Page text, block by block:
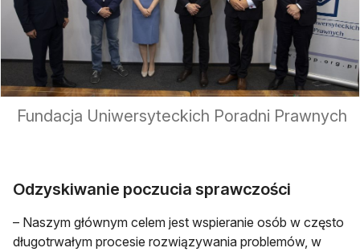
Fundacja Uniwersyteckich Poradni Prawnych
Odzyskiwanie poczucia sprawczości
– Naszym głównym celem jest wspieranie osób w często
długotrwałym procesie rozwiązywania problemów, w